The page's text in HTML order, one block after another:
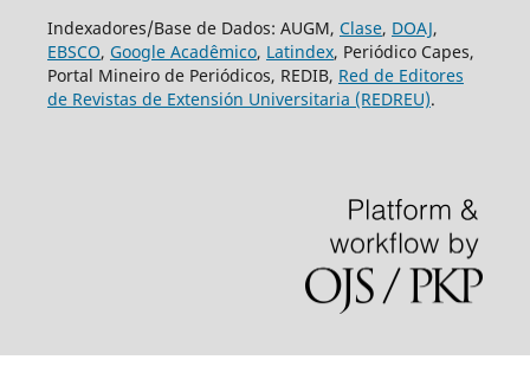
Indexadores/Base de Dados: AUGM, Clase, DOAJ,
EBSCO, Google Acadêmico, Latindex, Periódico Capes,
Portal Mineiro de Periódicos, REDIB, Red de Editores
de Revistas de Extensión Universitaria (REDREU).